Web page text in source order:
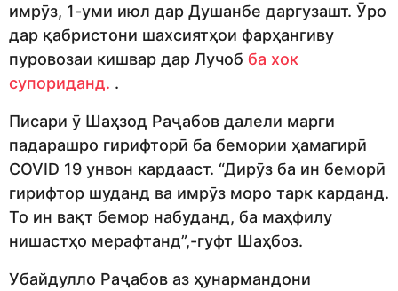
имрӯз, 1-уми июл дар Душанбе даргузашт. Ӯро
дар қабристони шахсиятҳои фарҳангиву
пуровозаи кишвар дар Лучоб ба хок
супориданд. .
Писари ӯ Шаҳзод Раҷабов далели марги
падарашро гирифторӣ ба бемории ҳамагирӣ
COVID 19 унвон кардааст. “Дирӯз ба ин беморӣ
гирифтор шуданд ва имрӯз моро тарк карданд.
То ин вақт бемор набуданд, ба маҳфилу
нишастҳо мерафтанд”,-гуфт Шаҳбоз.
Убайдулло Раҷабов аз ҳунармандони